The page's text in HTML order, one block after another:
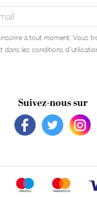
à tout moment. Vous
dans les conditions
Suivez-nous sur